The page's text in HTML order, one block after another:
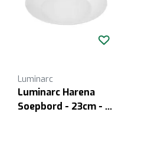
Luminarc
Luminarc Harena
Soepbord - 23cm - 6